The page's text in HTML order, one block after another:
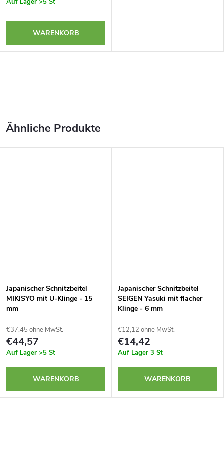
Auf Lager >5 St
WARENKORB
Japanischer Schnitzbeitel
MIKISYO mit U-Klinge - 15
mm
€37,45 ohne MwSt.
€44,57
Auf Lager >5 St
WARENKORB
Japanischer Schnitzbeitel
SEIGEN Yasuki mit flacher
Klinge - 6 mm
€12,12 ohne MwSt.
€14,42
Auf Lager 3 St
WARENKORB